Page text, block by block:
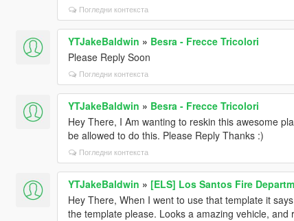
Погледни контекста
YTJakeBaldwin » Besra - Frecce Tricolori
Please Reply Soon
Погледни контекста
YTJakeBaldwin » Besra - Frecce Tricolori
Hey There, I Am wanting to reskin this awesome
be allowed to do this. Please Reply Thanks :)
Погледни контекста
YTJakeBaldwin » [ELS] Los Santos Fire
Hey There, When I went to use that template it
the template please. Looks a amazing vehicle,